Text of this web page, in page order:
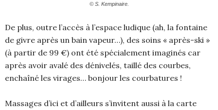
© S. Kempinaire.
De plus, outre l’accès à l’espace ludique (ah, la fontaine
de givre après un bain vapeur…), des soins « après-ski »
(à partir de 99 €) ont été spécialement imaginés car
après avoir avalé des dénivelés, taillé des courbes,
enchaîné les virages… bonjour les courbatures !
Massages d’ici et d’ailleurs s’invitent aussi à la carte